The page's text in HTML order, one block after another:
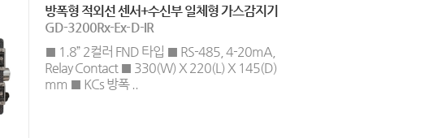
방폭형 적외선 센서+수신부 일체형 가스감지기
GD-3200Rx-Ex-D-IR
■ 1.8” 2컬러 FND 타입 ■ RS-485, 4-20mA,
Relay Contact ■ 330(W) X 220(L) X 145(D)
mm ■ KCs 방폭 ..